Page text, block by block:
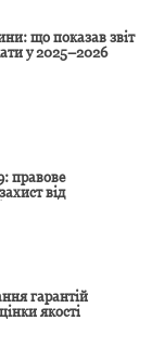
що показав звіт
у 2025–2026
правове
від
гарантій
якості